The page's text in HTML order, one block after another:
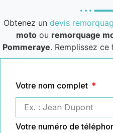
Obtenez un devis
motoou remorquage
Pommeraye. Remplissez
Votre nom complet
Votre numéro de